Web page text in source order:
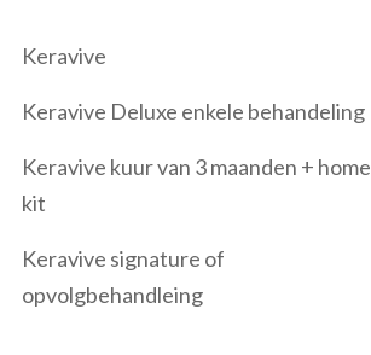
Keravive
Keravive Deluxe enkele behandeling
Keravive kuur van 3 maanden + home
kit
Keravive signature of
opvolgbehandleing